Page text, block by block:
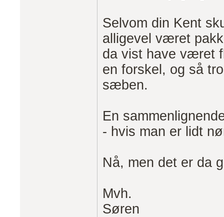
Selvom din Kent
alligevel været
da vist have været
en forskel, og så
sæben.
En
- hvis man er lidt
Nå, men det er da
Mvh.
Søren